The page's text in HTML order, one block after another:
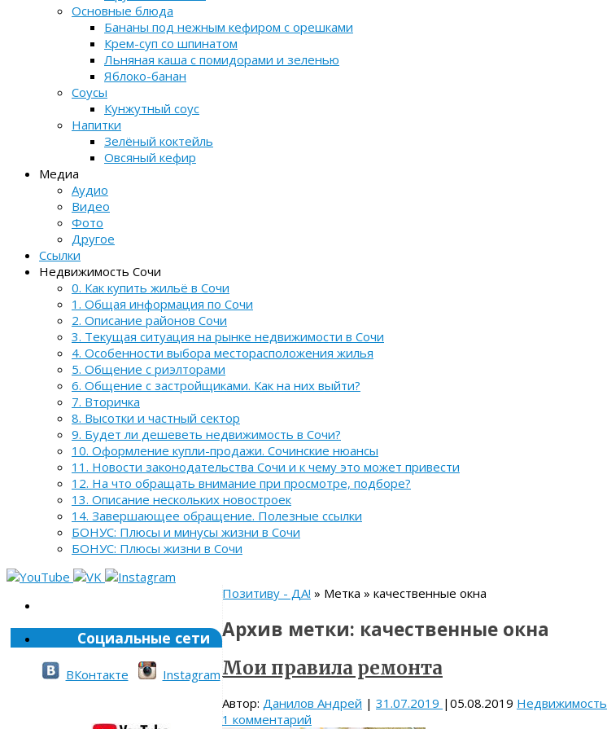
Основные блюда
Бананы под нежным кефиром с орешками
Крем-суп со шпинатом
Льняная каша с помидорами и зеленью
Яблоко-банан
Соусы
Кунжутный соус
Напитки
Зелёный коктейль
Овсяный кефир
Медиа
Аудио
Видео
Фото
Другое
Ссылки
Недвижимость Сочи
0. Как купить жильё в Сочи
1. Общая информация по Сочи
2. Описание районов Сочи
3. Текущая ситуация на рынке недвижимости в Сочи
4. Особенности выбора месторасположения жилья
5. Общение с риэлторами
6. Общение с застройщиками. Как на них выйти?
7. Вторичка
8. Высотки и частный сектор
9. Будет ли дешеветь недвижимость в Сочи?
10. Оформление купли-продажи. Сочинские нюансы
11. Новости законодательства Сочи и к чему это может привести
12. На что обращать внимание при просмотре, подборе?
13. Описание нескольких новостроек
14. Завершающее обращение. Полезные ссылки
БОНУС: Плюсы и минусы жизни в Сочи
БОНУС: Плюсы жизни в Сочи
Позитиву - ДА! » Метка » качественные окна
Архив метки: качественные окна
Мои правила ремонта
Автор: Данилов Андрей | 31.07.2019 | 05.08.2019 Недвижимость
1 комментарий
Социальные сети
ВКонтакте Instagram